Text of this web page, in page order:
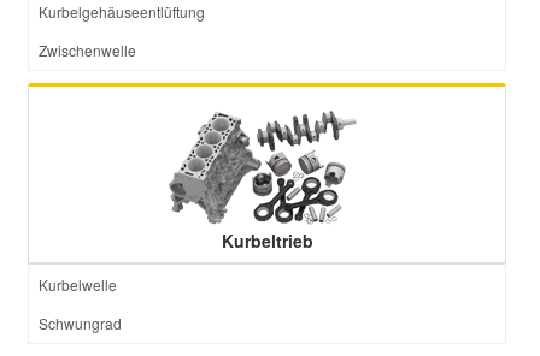
Kurbelgehäuseentlüftung
Zwischenwelle
Kurbeltrieb
Kurbelwelle
Schwungrad